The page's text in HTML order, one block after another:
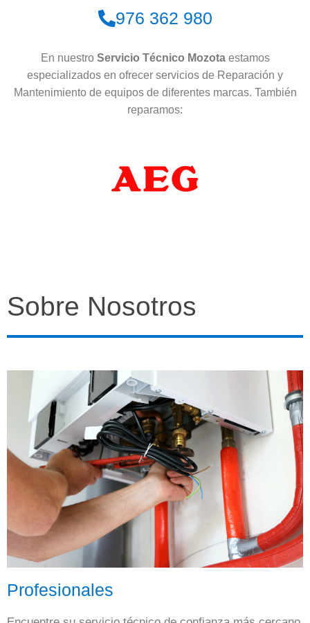
976 362 980
En nuestro Servicio Técnico Mozotaestamos
especializados en ofrecer servicios de Reparación y
Mantenimiento de equipos de diferentes marcas. También
reparamos:
Sobre Nosotros
Profesionales